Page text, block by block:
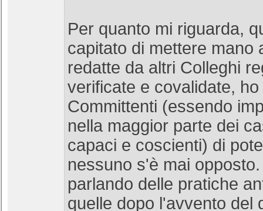
Per quanto mi riguarda,
capitato di mettere mano
redatte da altri Colleghi
verificate e covalidate,
Committenti (essendo
nella maggior parte dei
capaci e coscienti) di
nessuno s'è mai
parlando delle pratiche
quelle dopo l'avvento del